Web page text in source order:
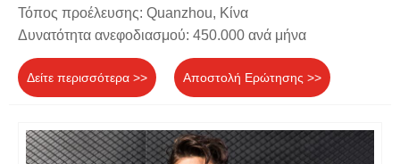
Τόπος προέλευσης: Quanzhou, Κίνα
Δυνατότητα ανεφοδιασμού: 450.000 ανά μήνα
Δείτε περισσότερα >> Αποστολή Ερώτησης >>